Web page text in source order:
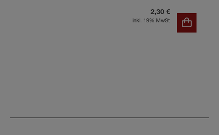
2,30 €
inkl. 19% MwSt